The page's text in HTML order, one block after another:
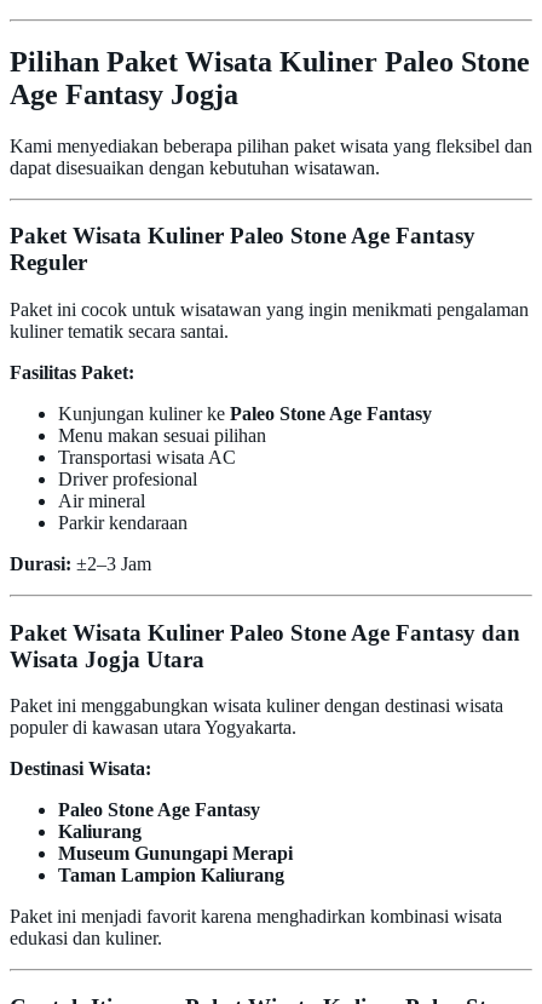
Pilihan Paket Wisata Kuliner Paleo Stone
Age Fantasy Jogja
Kami menyediakan beberapa pilihan paket wisata yang fleksibel dan
dapat disesuaikan dengan kebutuhan wisatawan.
Paket Wisata Kuliner Paleo Stone Age Fantasy
Reguler
Paket ini cocok untuk wisatawan yang ingin menikmati pengalaman
kuliner tematik secara santai.
Fasilitas Paket:
Kunjungan kuliner ke Paleo Stone Age Fantasy
Menu makan sesuai pilihan
Transportasi wisata AC
Driver profesional
Air mineral
Parkir kendaraan
Durasi: ±2–3 Jam
Paket Wisata Kuliner Paleo Stone Age Fantasy dan
Wisata Jogja Utara
Paket ini menggabungkan wisata kuliner dengan destinasi wisata
populer di kawasan utara Yogyakarta.
Destinasi Wisata:
Paleo Stone Age Fantasy
Kaliurang
Museum Gunungapi Merapi
Taman Lampion Kaliurang
Paket ini menjadi favorit karena menghadirkan kombinasi wisata
edukasi dan kuliner.